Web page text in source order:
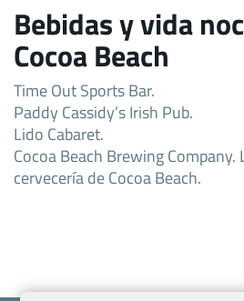
Bebidas y vida
Cocoa Beach
Time Out Sports Bar.
Paddy Cassidy’s Irish Pub.
Lido Cabaret.
Cocoa Beach Brewing Company.
cervecería de Cocoa Beach.